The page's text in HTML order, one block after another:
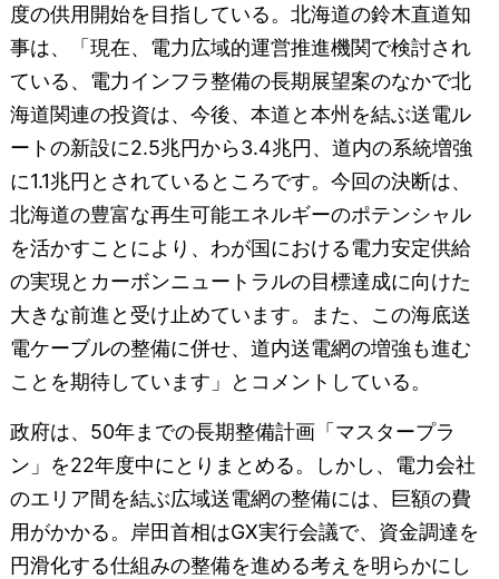
度の供用開始を目指している。北海道の鈴木直道知
事は、「現在、電力広域的運営推進機関で検討され
ている、電力インフラ整備の長期展望案のなかで北
海道関連の投資は、今後、本道と本州を結ぶ送電ル
ートの新設に2.5兆円から3.4兆円、道内の系統増強
に1.1兆円とされているところです。今回の決断は、
北海道の豊富な再生可能エネルギーのポテンシャル
を活かすことにより、わが国における電力安定供給
の実現とカーボンニュートラルの目標達成に向けた
大きな前進と受け止めています。また、この海底送
電ケーブルの整備に併せ、道内送電網の増強も進む
ことを期待しています」とコメントしている。
政府は、50年までの長期整備計画「マスタープラ
ン」を22年度中にとりまとめる。しかし、電力会社
のエリア間を結ぶ広域送電網の整備には、巨額の費
用がかかる。岸田首相はGX実行会議で、資金調達を
円滑化する仕組みの整備を進める考えを明らかにし